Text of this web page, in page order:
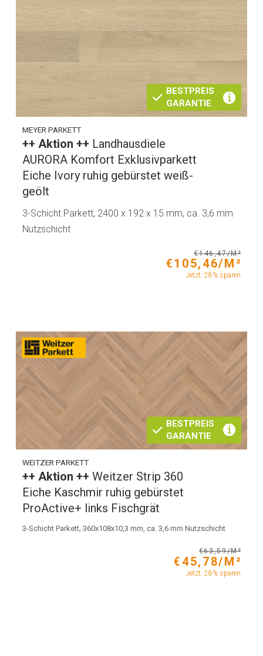
BESTPREIS
GARANTIE
MEYER PARKETT
++ Aktion ++ Landhausdiele
AURORA Komfort Exklusivparkett
Eiche Ivory ruhig gebürstet weiß-
geölt
3-Schicht Parkett, 2400 x 192 x 15 mm, ca. 3,6 mm
Nutzschicht
€146,47/M²
€105,46/M²
Jetzt: 28% sparen
BESTPREIS
GARANTIE
WEITZER PARKETT
++ Aktion ++Weitzer Strip 360
Eiche Kaschmir ruhig gebürstet
ProActive+ links Fischgrät
3-Schicht Parkett, 360x108x10,3 mm, ca. 3,6 mm Nutzschicht
€63,59/M²
€45,78/M²
Jetzt: 28% sparen